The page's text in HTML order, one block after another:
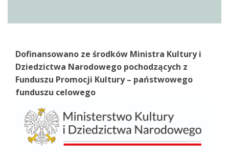
Dofinansowano ze środków Ministra Kultury i
Dziedzictwa Narodowego pochodzących z
Funduszu Promocji Kultury – państwowego
funduszu celowego